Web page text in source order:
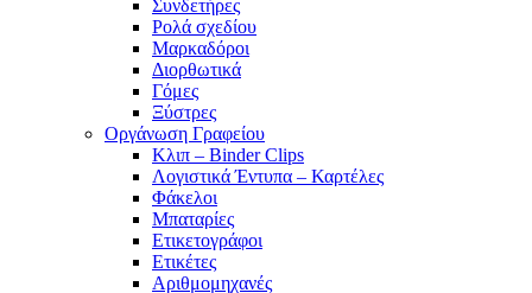
Συνδετήρες
Ρολά σχεδίου
Μαρκαδόροι
Διορθωτικά
Γόμες
Ξύστρες
Οργάνωση Γραφείου
Κλιπ – Binder Clips
Λογιστικά Έντυπα – Καρτέλες
Φάκελοι
Μπαταρίες
Ετικετογράφοι
Ετικέτες
Αριθμομηχανές